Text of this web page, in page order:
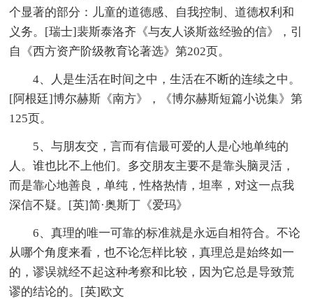
个显著的部分：儿童的道德感、自我控制、道德权利和
义务。[瑞士]裴斯泰洛齐《与友人谈斯兹经验的信》，引
自《西方资产阶级教育论著选》第202页。
4、人是生活在时间之中，生活在不断的连续之中。
[阿根廷]博尔赫斯《南方》，《博尔赫斯短篇小说集》第
125页。
5、与朋友交，言而有信最可爱的人是心地单纯的
人。谁也比不上他们。多交朋友主要不是靠头脑灵活，
而是靠心地善良，单纯，性格热情，坦率，对这一点我
深信不疑。[英]简·奥斯丁《爱玛》
6、真理的唯一可靠的标准就是永远自相符合。不论
从哪个角度来看，也不论怎样比较，真理总是始终如一
的，谬误就经不起这种考察和比较，因为它总是导致荒
谬的结论的。[英]欧文